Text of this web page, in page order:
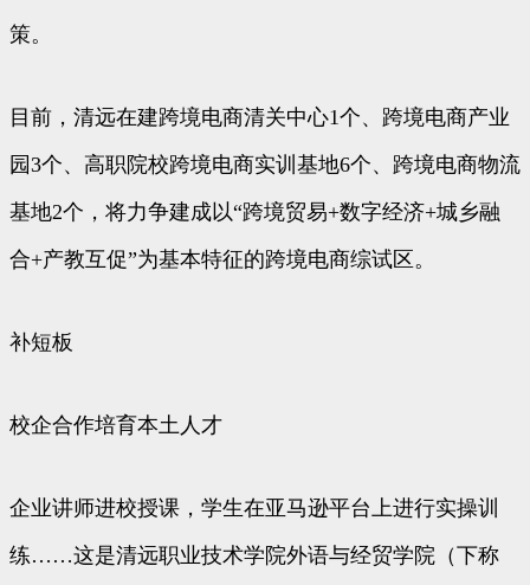
策。
目前，清远在建跨境电商清关中心1个、跨境电商产业
园3个、高职院校跨境电商实训基地6个、跨境电商物流
基地2个，将力争建成以“跨境贸易+数字经济+城乡融
合+产教互促”为基本特征的跨境电商综试区。
补短板
校企合作培育本土人才
企业讲师进校授课，学生在亚马逊平台上进行实操训
练……这是清远职业技术学院外语与经贸学院（下称